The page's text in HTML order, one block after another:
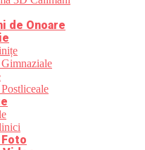
de Onoare